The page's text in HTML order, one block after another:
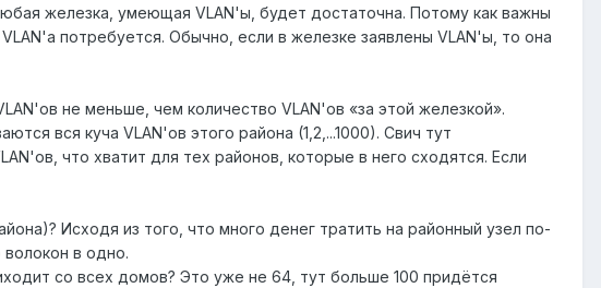
железка, умеющая VLAN'ы, будет достаточна. Потому как важны
потребуется. Обычно, если в железке заявлены VLAN'ы, то она
не меньше, чем количество VLAN'ов «за этой железкой».
вся куча VLAN'ов этого района (1,2,...1000). Свич тут
что хватит для тех районов, которые в него сходятся. Если
Исходя из того, что много денег тратить на районный узел по-
в одно.
со всех домов? Это уже не 64, тут больше 100 придётся